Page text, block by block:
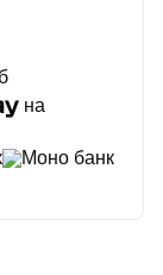
на
Моно банк